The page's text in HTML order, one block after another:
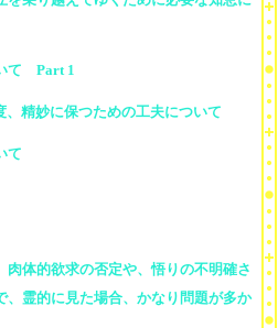
て Part 1
精妙に保つための工夫について
て
体的欲求の否定や、悟りの不明確さ
、霊的に見た場合、かなり問題が多か